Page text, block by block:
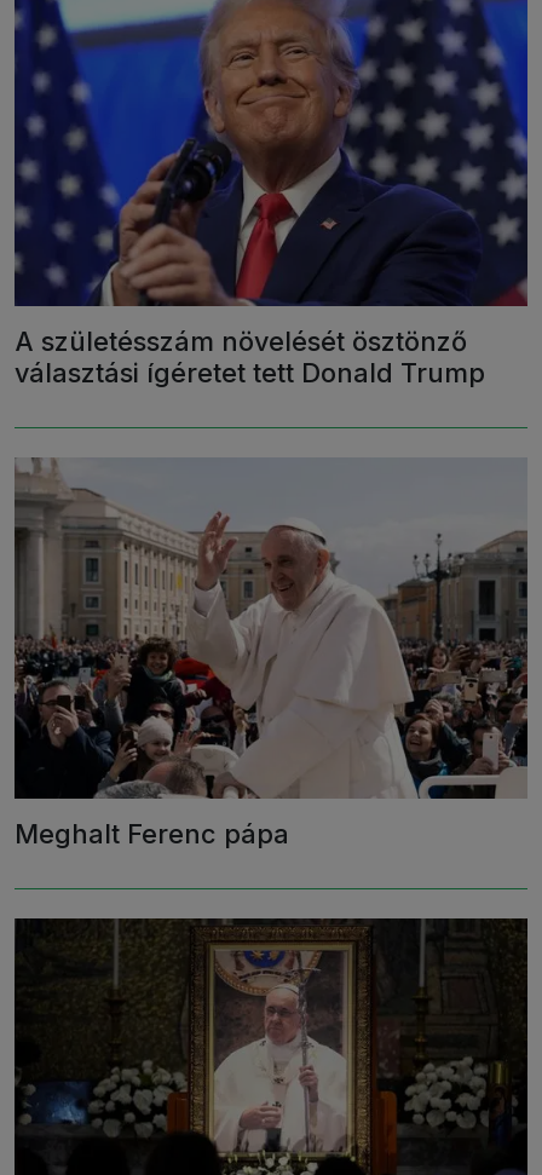
A születésszám növelését ösztönző
választási ígéretet tett Donald Trump
Meghalt Ferenc pápa